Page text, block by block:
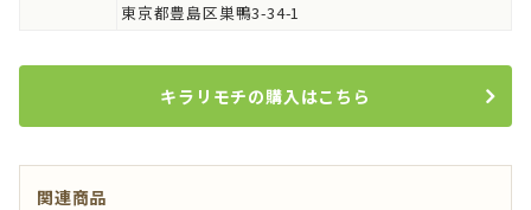
東京都豊島区巣鴨3-34-1
キラリモチの購入はこちら
関連商品